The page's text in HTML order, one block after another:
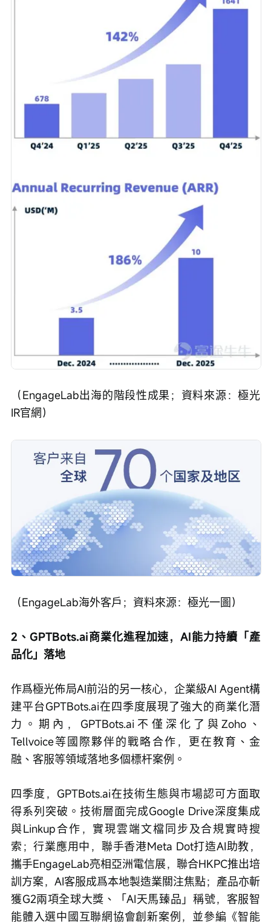
（EngageLab出海的階段性成果；資料來源：極光
IR官網）
（EngageLab海外客戶；資料來源：極光一圖）
2、GPTBots.ai商業化進程加速，AI能力持續「產
品化」落地
作爲極光佈局AI前沿的另一核心，企業級AI Agent構
建平台GPTBots.ai在四季度展現了強大的商業化潛
力。期內，GPTBots.ai不僅深化了與Zoho、
Tellvoice等國際夥伴的戰略合作，更在教育、金
融、客服等領域落地多個標杆案例。
四季度，GPTBots.ai在技術生態與市場認可方面取
得系列突破。技術層面完成Google Drive深度集成
與Linkup合作，實現雲端文檔同步及合規實時搜
索；行業應用中，聯手香港Meta Dot打造AI助教，
攜手EngageLab亮相亞洲電信展，聯合HKPC推出培
訓方案，AI客服成爲本地製造業關注焦點；產品亦斬
獲G2兩項全球大獎、「AI天馬臻品」稱號，客服智
能體入選中國互聯網協會創新案例，並參編《智能